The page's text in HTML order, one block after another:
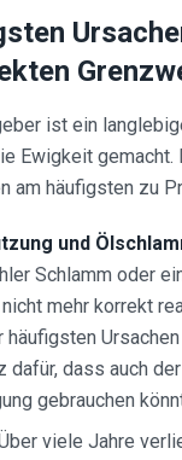
ist ein
Ewigkeit gemacht.
am häufigsten zu
und
Schlamm oder
mehr korrekt
häufigsten
dafür, dass auch
gebrauchen
viele Jahre